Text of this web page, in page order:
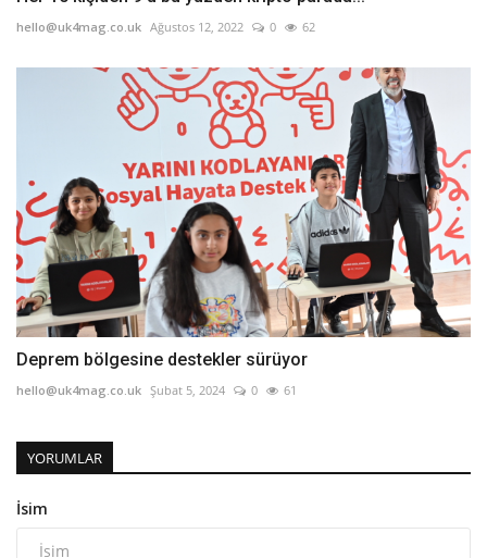
hello@uk4mag.co.uk Ağustos 12, 2022 0 62
Deprem bölgesine destekler sürüyor
hello@uk4mag.co.uk Şubat 5, 2024 0 61
YORUMLAR
İsim